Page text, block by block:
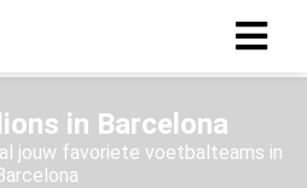
in Barcelona
jouw favoriete voetbalteams in